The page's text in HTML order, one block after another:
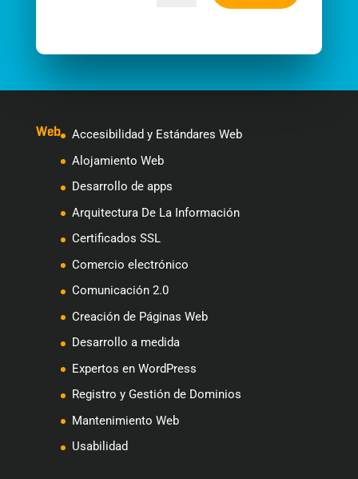
Web
Accesibilidad y Estándares Web
Alojamiento Web
Desarrollo de apps
Arquitectura De La Información
Certificados SSL
Comercio electrónico
Comunicación 2.0
Creación de Páginas Web
Desarrollo a medida
Expertos en WordPress
Registro y Gestión de Dominios
Mantenimiento Web
Usabilidad